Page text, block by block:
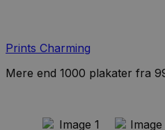
Prints Charming
Mere end 1000 plakater fra